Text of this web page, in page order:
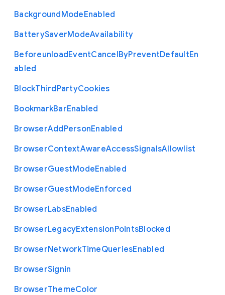
BackgroundModeEnabled
BatterySaverModeAvailability
BeforeunloadEventCancelByPreventDefaultEn
abled
BlockThirdPartyCookies
BookmarkBarEnabled
BrowserAddPersonEnabled
BrowserContextAwareAccessSignalsAllowlist
BrowserGuestModeEnabled
BrowserGuestModeEnforced
BrowserLabsEnabled
BrowserLegacyExtensionPointsBlocked
BrowserNetworkTimeQueriesEnabled
BrowserSignin
BrowserThemeColor